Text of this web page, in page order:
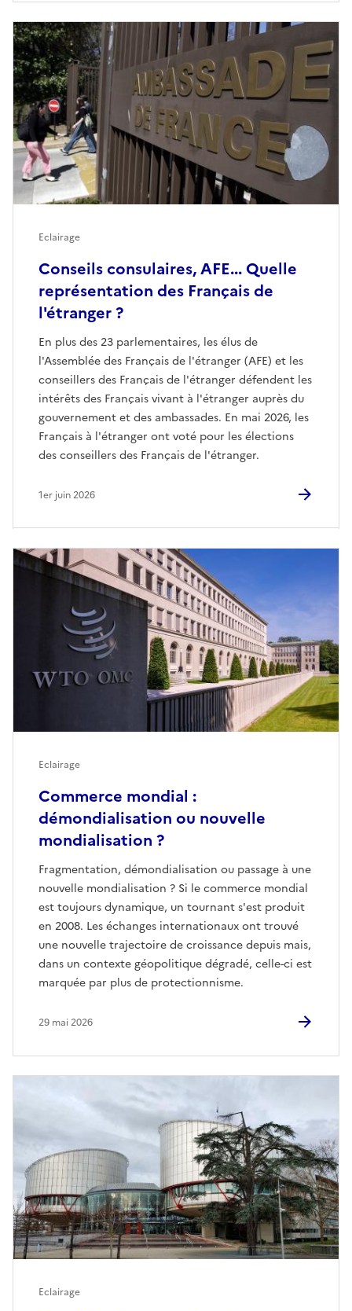
Conseils consulaires, AFE... Quelle
représentation des Français de
l'étranger ?
En plus des 23 parlementaires, les élus de
l'Assemblée des Français de l'étranger (AFE) et les
conseillers des Français de l'étranger défendent les
intérêts des Français vivant à l'étranger auprès du
gouvernement et des ambassades. En mai 2026, les
Français à l'étranger ont voté pour les élections
des conseillers des Français de l'étranger.
Eclairage
1er juin 2026
Commerce mondial :
démondialisation ou nouvelle
mondialisation ?
Fragmentation, démondialisation ou passage à une
nouvelle mondialisation ? Si le commerce mondial
est toujours dynamique, un tournant s'est produit
en 2008. Les échanges internationaux ont trouvé
une nouvelle trajectoire de croissance depuis mais,
dans un contexte géopolitique dégradé, celle-ci est
marquée par plus de protectionnisme.
Eclairage
29 mai 2026
Eclairage